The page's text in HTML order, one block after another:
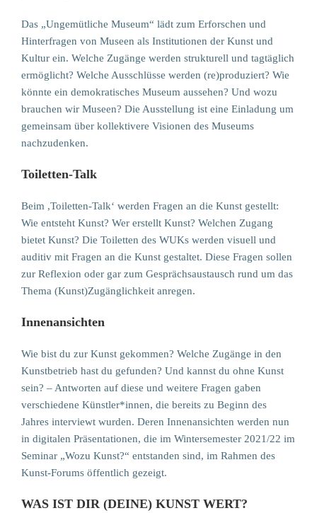
Das „Ungemütliche Museum“ lädt zum Erforschen und
Hinterfragen von Museen als Institutionen der Kunst und
Kultur ein. Welche Zugänge werden strukturell und tagtäglich
ermöglicht? Welche Ausschlüsse werden (re)produziert? Wie
könnte ein demokratisches Museum aussehen? Und wozu
brauchen wir Museen? Die Ausstellung ist eine Einladung um
gemeinsam über kollektivere Visionen des Museums
nachzudenken.
Toiletten-Talk
Beim ,Toiletten-Talk‘ werden Fragen an die Kunst gestellt:
Wie entsteht Kunst? Wer erstellt Kunst? Welchen Zugang
bietet Kunst? Die Toiletten des WUKs werden visuell und
auditiv mit Fragen an die Kunst gestaltet. Diese Fragen sollen
zur Reflexion oder gar zum Gesprächsaustausch rund um das
Thema (Kunst)Zugänglichkeit anregen.
Innenansichten
Wie bist du zur Kunst gekommen? Welche Zugänge in den
Kunstbetrieb hast du gefunden? Und kannst du ohne Kunst
sein? – Antworten auf diese und weitere Fragen gaben
verschiedene Künstler*innen, die bereits zu Beginn des
Jahres interviewt wurden. Deren Innenansichten werden nun
in digitalen Präsentationen, die im Wintersemester 2021/22 im
Seminar „Wozu Kunst?“ entstanden sind, im Rahmen des
Kunst-Forums öffentlich gezeigt.
WAS IST DIR (DEINE) KUNST WERT?